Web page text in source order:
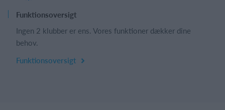
Funktionsoversigt
Ingen 2 klubber er ens. Vores funktioner dækker dine
behov.
Funktionsoversigt